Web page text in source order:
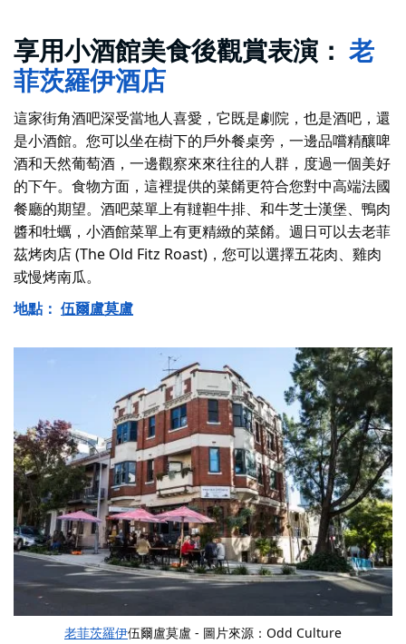
享用小酒館美食後觀賞表演：
老
菲茨羅伊酒店
這家街角酒吧深受當地人喜愛，它既是劇院，也是酒吧，還
是小酒館。您可以坐在樹下的戶外餐桌旁，一邊品嚐精釀啤
酒和天然葡萄酒，一邊觀察來來往往的人群，度過一個美好
的下午。食物方面，這裡提供的菜餚更符合您對中高端法國
餐廳的期望。酒吧菜單上有韃靼牛排、和牛芝士漢堡、鴨肉
醬和牡蠣，小酒館菜單上有更精緻的菜餚。週日可以去老菲
茲烤肉店 (The Old Fitz Roast)，您可以選擇五花肉、雞肉
或慢烤南瓜。
地點： 伍爾盧莫盧
老菲茨羅伊伍爾盧莫盧 - 圖片來源：Odd Culture